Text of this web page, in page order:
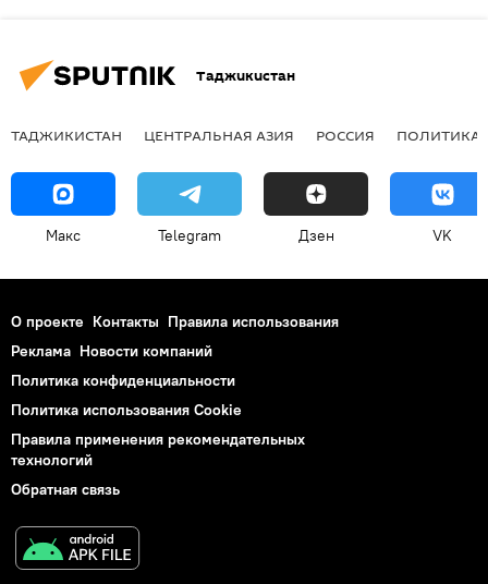
Таджикистан
ТАДЖИКИСТАН ЦЕНТРАЛЬНАЯ АЗИЯ РОССИЯ ПОЛИТИКА
Макс Telegram Дзен VK
О проекте Контакты Правила использования
Реклама Новости компаний
Политика конфиденциальности
Политика использования Cookie
Правила применения рекомендательных
технологий
Обратная связь